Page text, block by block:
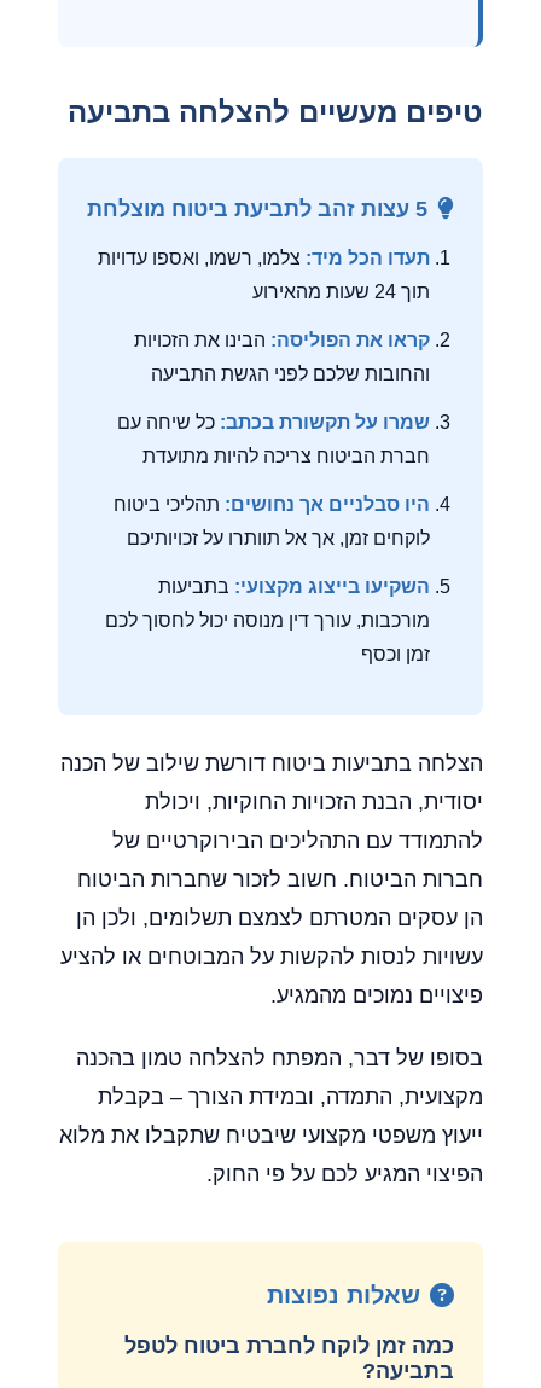
טיפים מעשיים להצלחה בתביעה
5 עצות זהב לתביעת ביטוח מוצלחת
תעדו הכל מיד: צלמו, רשמו, ואספו עדויות
תוך 24 שעות מהאירוע
קראו את הפוליסה: הבינו את הזכויות
והחובות שלכם לפני הגשת התביעה
שמרו על תקשורת בכתב: כל שיחה עם
חברת הביטוח צריכה להיות מתועדת
היו סבלניים אך נחושים: תהליכי ביטוח
לוקחים זמן, אך אל תוותרו על זכויותיכם
השקיעו בייצוג מקצועי: בתביעות
מורכבות, עורך דין מנוסה יכול לחסוך לכם
זמן וכסף
הצלחה בתביעות ביטוח דורשת שילוב של הכנה
יסודית, הבנת הזכויות החוקיות, ויכולת
להתמודד עם התהליכים הבירוקרטיים של
חברות הביטוח. חשוב לזכור שחברות הביטוח
הן עסקים המטרתם לצמצם תשלומים, ולכן הן
עשויות לנסות להקשות על המבוטחים או להציע
פיצויים נמוכים מהמגיע.
בסופו של דבר, המפתח להצלחה טמון בהכנה
מקצועית, התמדה, ובמידת הצורך – בקבלת
ייעוץ משפטי מקצועי שיבטיח שתקבלו את מלוא
הפיצוי המגיע לכם על פי החוק.
שאלות נפוצות
כמה זמן לוקח לחברת ביטוח לטפל
בתביעה?